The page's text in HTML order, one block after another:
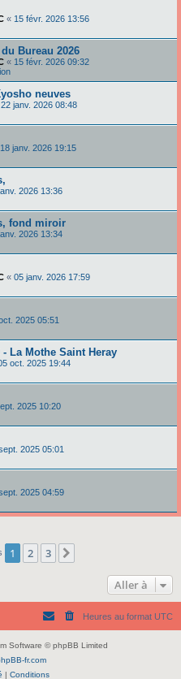
« 15 févr. 2026 13:56
Bureau 2026
« 15 févr. 2026 09:32
neuves
22 janv. 2026 08:48
18 janv. 2026 19:15
2026 13:36
fond miroir
2026 13:34
« 05 janv. 2026 17:59
2025 05:51
La Mothe Saint Heray
oct. 2025 19:44
2025 10:20
2025 05:01
2025 04:59
1 2 3
Aller à
Heures au format UTC
Software © phpBB Limited
fr.com
| Conditions